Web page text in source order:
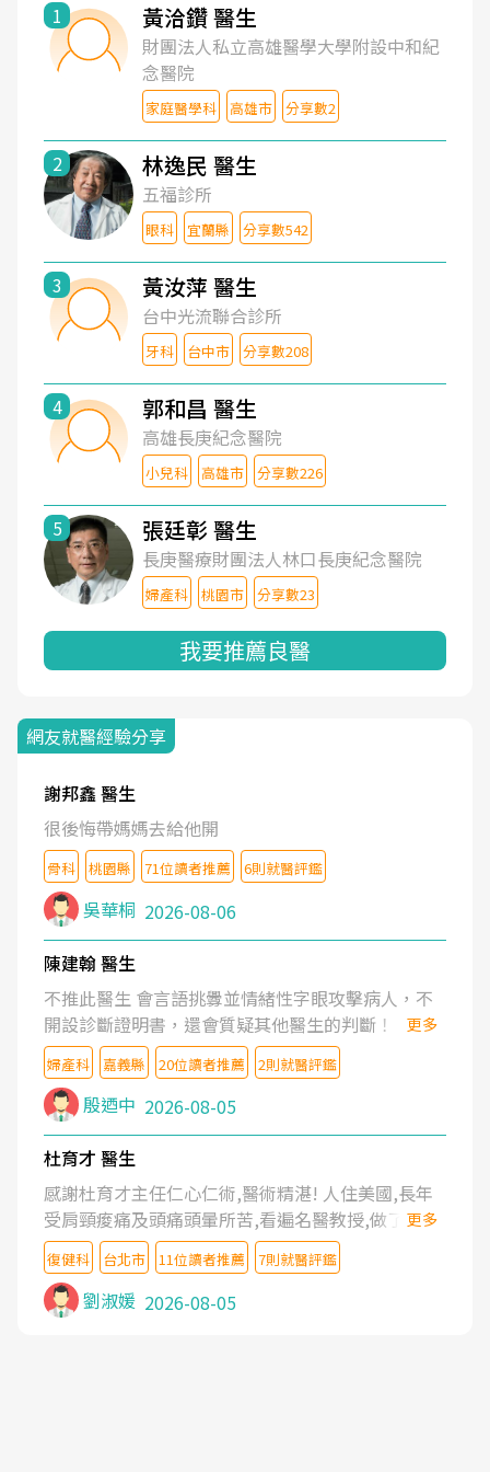
1 黃洽鑽 醫生
財團法人私立高雄醫學大學附設中和紀
念醫院
家庭醫學科 高雄市 分享數2
2 林逸民 醫生
五福診所
眼科 宜蘭縣 分享數542
3 黃汝萍 醫生
台中光流聯合診所
牙科 台中市 分享數208
4 郭和昌 醫生
高雄長庚紀念醫院
小兒科 高雄市 分享數226
5 張廷彰 醫生
長庚醫療財團法人林口長庚紀念醫院
婦產科 桃園市 分享數23
我要推薦良醫
網友就醫經驗分享
謝邦鑫 醫生
很後悔帶媽媽去給他開
骨科 桃園縣 71位讀者推薦 6則就醫評鑑
吳華桐 2026-08-06
陳建翰 醫生
不推此醫生 會言語挑釁並情緒性字眼攻擊病人，不
開設診斷證明書，還會質疑其他醫生的判斷！
更多
婦產科 嘉義縣 20位讀者推薦 2則就醫評鑑
殷迺中 2026-08-05
杜育才 醫生
感謝杜育才主任仁心仁術,醫術精湛! 人住美國,長年
受肩頸痠痛及頭痛頭暈所苦,看遍名醫教授,做了各種
檢查,也嘗試過西醫打針,中醫針灸及物理徒手治療都
沒有用,後來連吃到嗎啡類止痛藥都效果有限,只是壓
症狀,沒多久就痛起來,多年失眠嚴重影響生活品質.
台灣親友介紹忠孝醫院杜育才主任是頸頭症候群專
更多
復健科 台北市 11位讀者推薦 7則就醫評鑑
劉淑媛 2026-08-05